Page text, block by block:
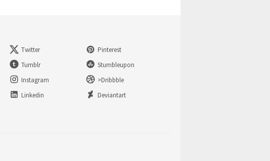
Twitter
Pinterest
Tumblr
Stumbleupon
Instagram
>Dribbble
Linkedin
Deviantart